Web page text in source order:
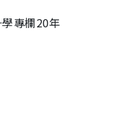
專欄20年